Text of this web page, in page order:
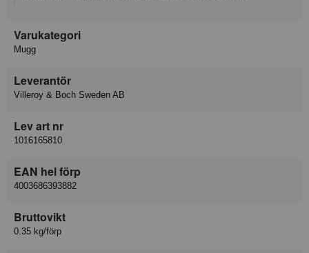
Varukategori
Mugg
Leverantör
Villeroy & Boch Sweden AB
Lev art nr
1016165810
EAN hel förp
4003686393882
Bruttovikt
0.35 kg/förp